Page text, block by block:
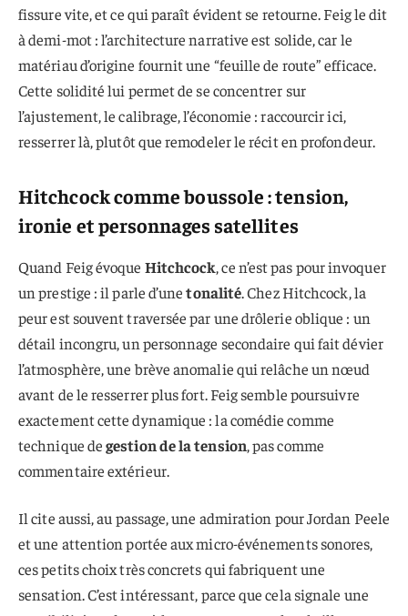
fissure vite, et ce qui paraît évident se retourne. Feig le dit
à demi-mot : l’architecture narrative est solide, car le
matériau d’origine fournit une “feuille de route” efficace.
Cette solidité lui permet de se concentrer sur
l’ajustement, le calibrage, l’économie : raccourcir ici,
resserrer là, plutôt que remodeler le récit en profondeur.
Hitchcock comme boussole : tension,
ironie et personnages satellites
Quand Feig évoque Hitchcock, ce n’est pas pour invoquer
un prestige : il parle d’unetonalité. Chez Hitchcock, la
peur est souvent traversée par une drôlerie oblique : un
détail incongru, un personnage secondaire qui fait dévier
l’atmosphère, une brève anomalie qui relâche un nœud
avant de le resserrer plus fort. Feig semble poursuivre
exactement cette dynamique : la comédie comme
technique degestion de la tension, pas comme
commentaire extérieur.
Il cite aussi, au passage, une admiration pour Jordan Peele
et une attention portée aux micro-événements sonores,
ces petits choix très concrets qui fabriquent une
sensation. C’est intéressant, parce que cela signale une